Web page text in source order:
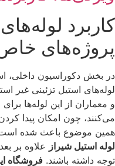
کاربرد
پروژه‌های
در بخش دکوراسیون داخلی،
لوله‌های استیل تزئینی غیر
و معماران از این لوله‌ها
می‌کنند، چون امکان پیدا
همین موضوع باعث شده
لوله استیل شیراز علاوه بر
توجه داشته باشند. فروشگاه